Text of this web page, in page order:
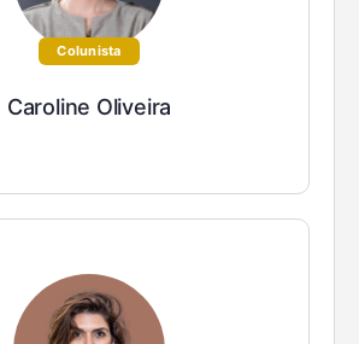
Colunista
Caroline Oliveira